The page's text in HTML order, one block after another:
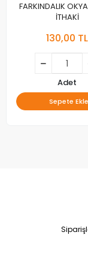
FARKINDALIK
İTHAKİ
130,00 TL
Adet
Sepete Ekle